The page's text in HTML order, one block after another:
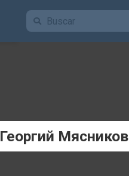
Георгий Мясников